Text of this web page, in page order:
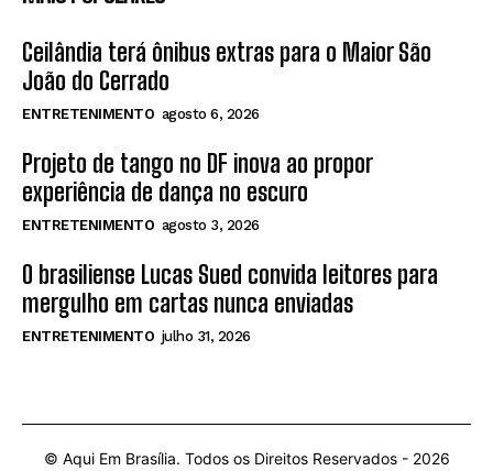
Ceilândia terá ônibus extras para o Maior São
João do Cerrado
ENTRETENIMENTO agosto 6, 2026
Projeto de tango no DF inova ao propor
experiência de dança no escuro
ENTRETENIMENTO agosto 3, 2026
O brasiliense Lucas Sued convida leitores para
mergulho em cartas nunca enviadas
ENTRETENIMENTO julho 31, 2026
© Aqui Em Brasília. Todos os Direitos Reservados - 2026